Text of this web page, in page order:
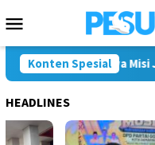
ke
Mobile
Konten Spesial
FC Bawa Misi
HEADLINES